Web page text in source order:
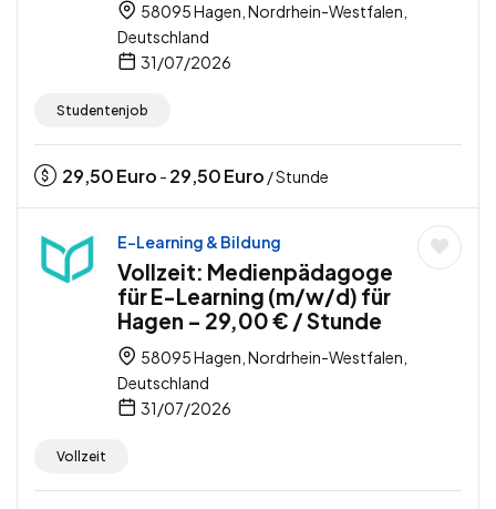
58095 Hagen, Nordrhein-Westfalen,
Deutschland
31/07/2026
Studentenjob
29,50Euro - 29,50Euro / Stunde
E-Learning & Bildung
Vollzeit: Medienpädagoge
für E-Learning (m/w/d) für
Hagen – 29,00 € / Stunde
58095 Hagen, Nordrhein-Westfalen,
Deutschland
31/07/2026
Vollzeit